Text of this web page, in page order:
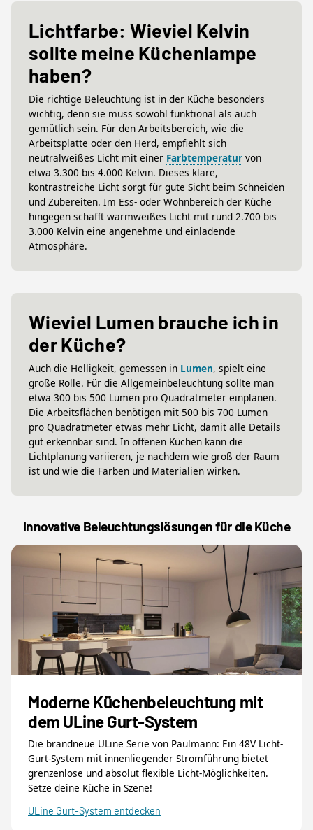
Lichtfarbe: Wieviel Kelvin
sollte meine Küchenlampe
haben?
Die richtige Beleuchtung ist in der Küche besonders
wichtig, denn sie muss sowohl funktional als auch
gemütlich sein. Für den Arbeitsbereich, wie die
Arbeitsplatte oder den Herd, empfiehlt sich
neutralweißes Licht mit einer Farbtemperatur von
etwa 3.300 bis 4.000 Kelvin. Dieses klare,
kontrastreiche Licht sorgt für gute Sicht beim Schneiden
und Zubereiten. Im Ess- oder Wohnbereich der Küche
hingegen schafft warmweißes Licht mit rund 2.700 bis
3.000 Kelvin eine angenehme und einladende
Atmosphäre.
Wieviel Lumen brauche ich in
der Küche?
Auch die Helligkeit, gemessen in Lumen, spielt eine
große Rolle. Für die Allgemeinbeleuchtung sollte man
etwa 300 bis 500 Lumen pro Quadratmeter einplanen.
Die Arbeitsflächen benötigen mit 500 bis 700 Lumen
pro Quadratmeter etwas mehr Licht, damit alle Details
gut erkennbar sind. In offenen Küchen kann die
Lichtplanung variieren, je nachdem wie groß der Raum
ist und wie die Farben und Materialien wirken.
Innovative Beleuchtungslösungen für die Küche
Moderne Küchenbeleuchtung mit
dem ULine Gurt-System
Die brandneue ULine Serie von Paulmann: Ein 48V Licht-
Gurt-System mit innenliegender Stromführung bietet
grenzenlose und absolut flexible Licht-Möglichkeiten.
Setze deine Küche in Szene!
ULine Gurt-System entdecken